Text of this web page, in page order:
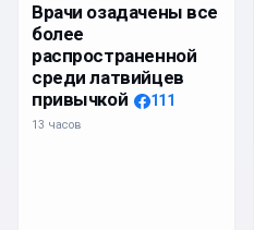
Врачи озадачены все
более
распространенной
среди латвийцев
привычкой
111
13 часов